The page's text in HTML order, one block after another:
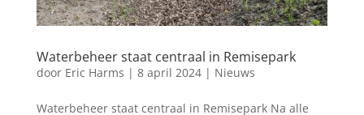
Waterbeheer staat centraal in Remisepark
door Eric Harms | 8 april 2024| Nieuws
Waterbeheer staat centraal in Remisepark Na alle